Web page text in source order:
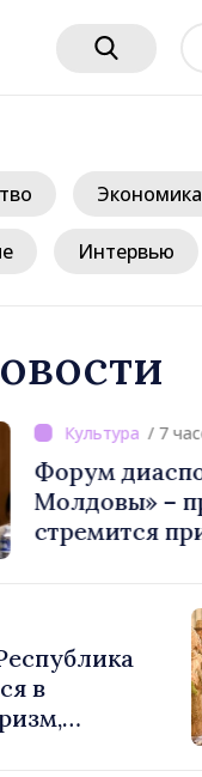
Экономика
Интервью
чудес
детей из
в